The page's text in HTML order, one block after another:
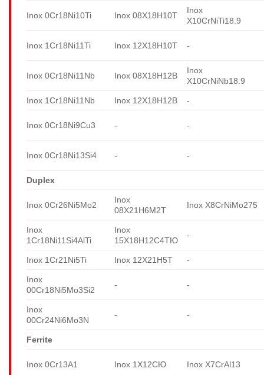
Inox 0Cr18Ni10Ti Inox 08X18H10T
Inox
X10CrNiTi18.9
Inox 1Cr18Ni11Ti Inox 12X18H10T -
Inox 0Cr18Ni11Nb Inox 08X18H12B
Inox
X10CrNiNb18.9
Inox 1Cr18Ni11Nb Inox 12X18H12B -
Inox 0Cr18Ni9Cu3 - -
Inox 0Cr18Ni13Si4 - -
Duplex
Inox 0Cr26Ni5Mo2
Inox
08X21H6M2T
Inox X8CrNiMo275
Inox
1Cr18Ni11Si4AlTi
Inox
15X18H12C4TЮ
-
Inox 1Cr21Ni5Ti Inox 12X21H5T -
Inox
00Cr18Ni5Mo3Si2
- -
Inox
00Cr24Ni6Mo3N
- -
Ferrite
Inox 0Cr13A1 Inox 1X12CЮ Inox X7CrAl13